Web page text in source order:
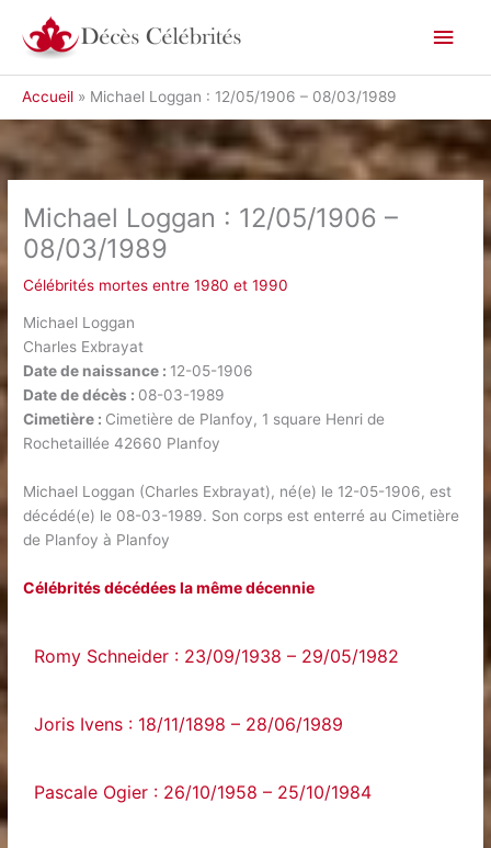
contenu
Accueil Michael Loggan : 12/05/1906 – 08/03/1989
Michael Loggan : 12/05/1906 –
08/03/1989
Célébrités mortes entre 1980 et 1990
Michael Loggan
Charles Exbrayat
Date de naissance : 12-05-1906
Date de décès : 08-03-1989
Cimetière : Cimetière de Planfoy, 1 square Henri de
Rochetaillée 42660 Planfoy
Michael Loggan (Charles Exbrayat), né(e) le 12-05-1906, est
décédé(e) le 08-03-1989. Son corps est enterré au Cimetière
de Planfoy à Planfoy
Célébrités décédées la même décennie
Romy Schneider : 23/09/1938 – 29/05/1982
Joris Ivens : 18/11/1898 – 28/06/1989
Pascale Ogier : 26/10/1958 – 25/10/1984